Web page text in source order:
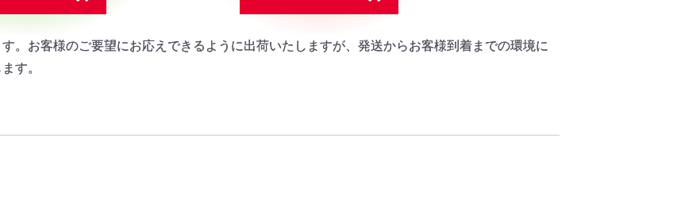
。お客様のご要望にお応えできるように出荷いたしますが、発送からお客様到着までの環境に
す。